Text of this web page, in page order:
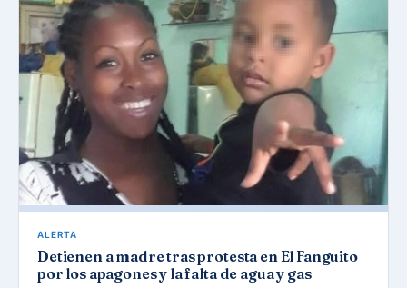
ALERTA
Detienen a madre tras protesta en El Fanguito
por los apagones y la falta de agua y gas